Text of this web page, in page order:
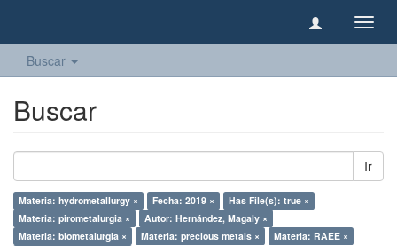
Buscar
Buscar
Ir
Materia: hydrometallurgy × Fecha: 2019 ×
Has File(s): true ×
Materia: pirometalurgia ×
Autor: Hernández, Magaly ×
Materia: biometalurgia ×
Materia: precious metals ×
Materia: RAEE ×